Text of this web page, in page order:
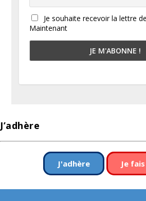
Je souhaite recevoir la lettre
Maintenant
J’adhère
J'adhère Je